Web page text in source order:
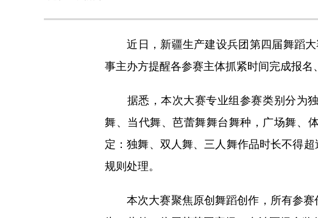
近日，新疆生产建设兵团第四届舞蹈大
事主办方提醒各参赛主体抓紧时间完成报
据悉，本次大赛专业组参赛类别分为独
舞、当代舞、芭蕾舞舞台舞种，广场舞、
定：独舞、双人舞、三人舞作品时长不得
规则处理。
本次大赛聚焦原创舞蹈创作，所有参赛